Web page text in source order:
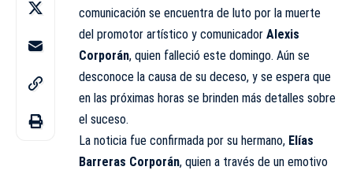
comunicación se encuentra de luto por la muerte
del promotor artístico y comunicador Alexis
Corporán, quien falleció este domingo. Aún se
desconoce la causa de su deceso, y se espera que
en las próximas horas se brinden más detalles sobre
el suceso.
La noticia fue confirmada por su hermano, Elías
Barreras Corporán, quien a través de un emotivo